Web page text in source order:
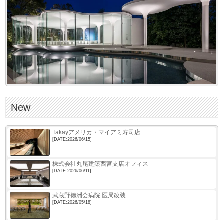
New
Takayアメリカ・マイアミ寿司店
[DATE:2026/06/15]
株式会社丸尾建築西宮支店オフィス
[DATE:2026/06/11]
武蔵野徳洲会病院 医局改装
[DATE:2026/05/18]